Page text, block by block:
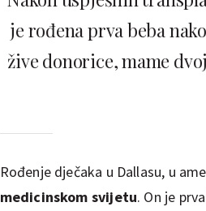
je rođena prva beba
žive donorice, mame
Rođenje dječaka u Dallasu, u
medicinskom svijetu. On je